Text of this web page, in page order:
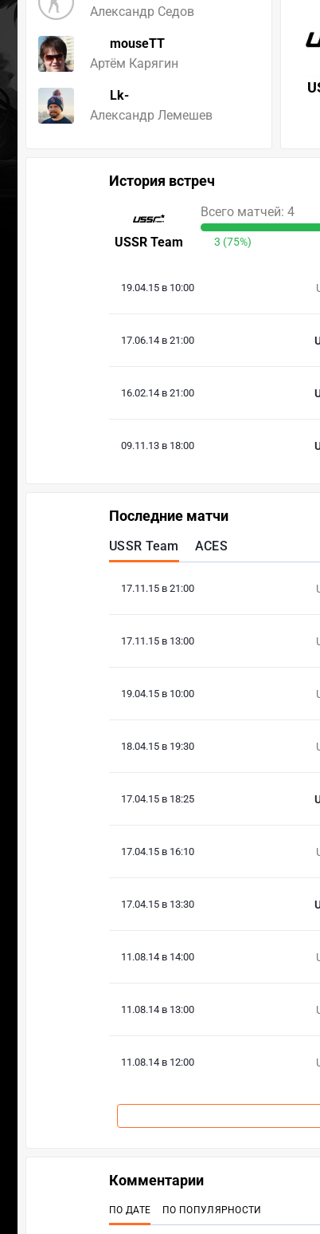
Александр Седов
mouseTT
Артём Карягин
Lk-
Александр Лемешев
История встреч
USSR Team
Всего матчей: 4
3 (75%)
19.04.15 в 10:00
17.06.14 в 21:00
16.02.14 в 21:00
09.11.13 в 18:00
Последние матчи
USSR Team ACES
17.11.15 в 21:00
17.11.15 в 13:00
19.04.15 в 10:00
18.04.15 в 19:30
17.04.15 в 18:25
17.04.15 в 16:10
17.04.15 в 13:30
11.08.14 в 14:00
11.08.14 в 13:00
11.08.14 в 12:00
Комментарии
ПО ДАТЕ ПО ПОПУЛЯРНОСТИ